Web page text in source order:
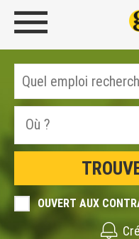
OUVERT AUX